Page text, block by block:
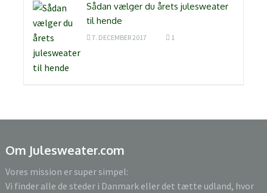
Sådan vælger du årets julesweater
til hende
7. DECEMBER 2017 1
Om Julesweater.com
Vores mission er super simpel:
Vi finder alle de steder i Danmark eller det tætte udland, hvor